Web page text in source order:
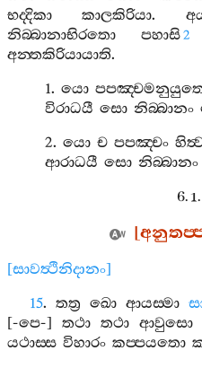
භද‍්දිකා
කාලකිරියා.
නිබ‍්බානාභිරතො
පහාසි2
අන‍්තකිරියායාති.
1.යො
විරාධයී සො නිබ‍්බානං
2.යො ච පපඤ‍්චං
ආරාධයී සො නිබ‍්බානං
6.
[
[සාවත්‍ථිනිදානං]
15. තත්‍ර ඛො ආයස‍්මා
[-පෙ-]තථා තථා ආවුසො
යථාස‍්ස විහාරං කප‍්පයතො